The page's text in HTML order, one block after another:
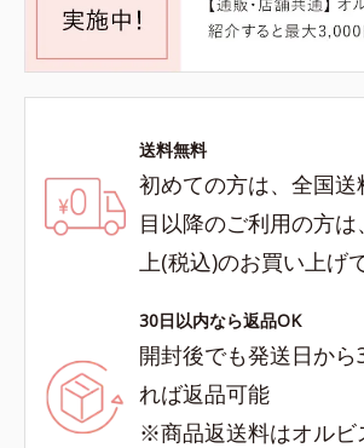
送料無料
初めての方は、全国送
目以降のご利用の方は
上(税込)のお買い上げ
30日以内なら返品OK
開封後でも発送日か
れば返品可能
※商品返送料はオルビ